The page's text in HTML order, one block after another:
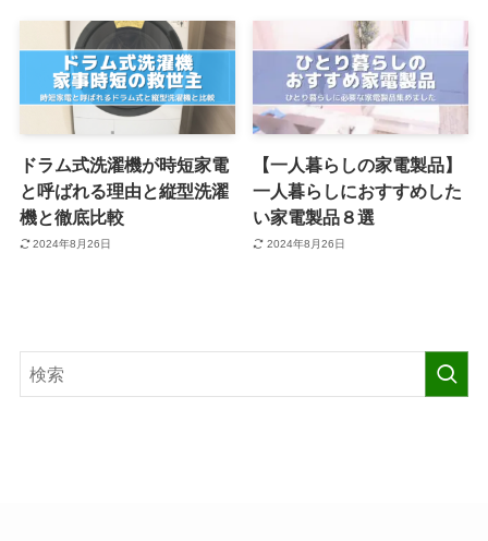
ドラム式洗濯機が時短家電
と呼ばれる理由と縦型洗濯
機と徹底比較
2024年8月26日
【一人暮らしの家電製品】
一人暮らしにおすすめした
い家電製品８選
2024年8月26日